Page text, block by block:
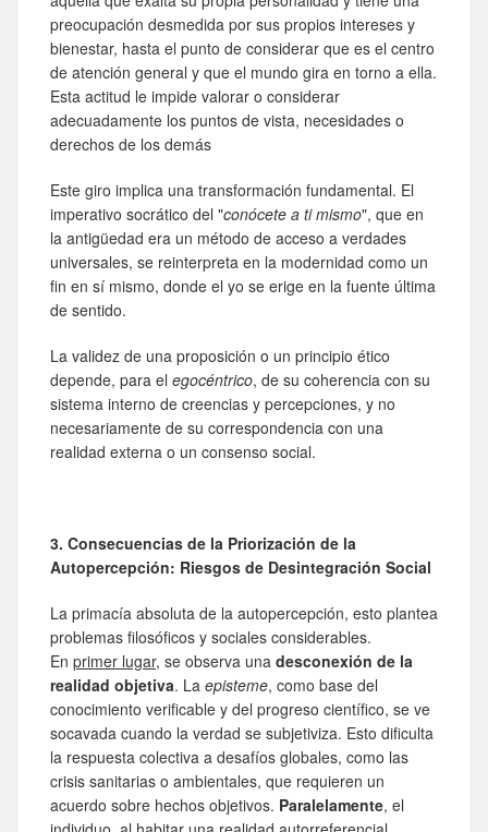
preocupación desmedida por sus propios intereses y
bienestar, hasta el punto de considerar que es el centro
de atención general y que el mundo gira en torno a ella.
Esta actitud le impide valorar o considerar
adecuadamente los puntos de vista, necesidades o
derechos de los demás
Este giro implica una transformación fundamental. El
imperativo socrático del "conócete a ti mismo", que en
la antigüedad era un método de acceso a verdades
universales, se reinterpreta en la modernidad como un
fin en sí mismo, donde el yo se erige en la fuente última
de sentido.
La validez de una proposición o un principio ético
depende, para el egocéntrico, de su coherencia con su
sistema interno de creencias y percepciones, y no
necesariamente de su correspondencia con una
realidad externa o un consenso social.
3. Consecuencias de la Priorización de la
Autopercepción: Riesgos de Desintegración Social
La primacía absoluta de la autopercepción, esto plantea
problemas filosóficos y sociales considerables.
En primer lugar, se observa una desconexión de la
realidad objetiva. La episteme, como base del
conocimiento verificable y del progreso científico, se ve
socavada cuando la verdad se subjetiviza. Esto dificulta
la respuesta colectiva a desafíos globales, como las
crisis sanitarias o ambientales, que requieren un
acuerdo sobre hechos objetivos. Paralelamente, el